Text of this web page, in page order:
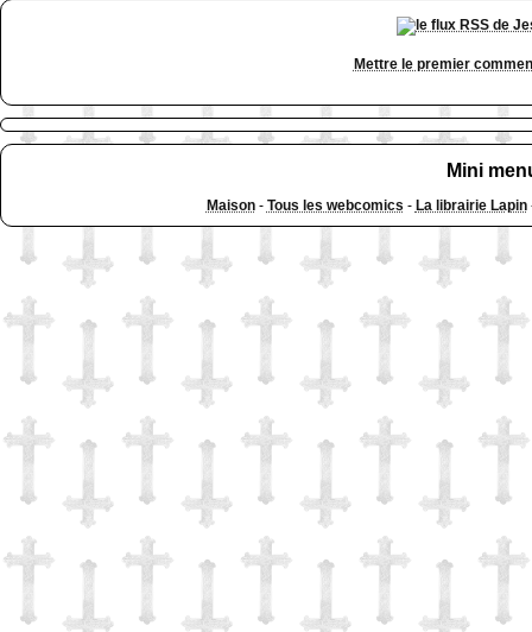
Mettre le premier
Mini
Maison- Tous les webcomics - La librairie Lapin